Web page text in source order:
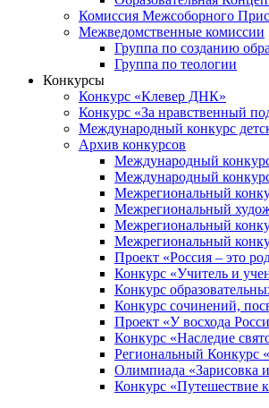
Комиссия Межсоборного
Межведомственные комиссии
Группа по созданию
Группа по теологии
Конкурсы
Конкурс «Клевер ДНК»
Конкурс «За нравственный
Международный конкурс
Архив конкурсов
Международный
Международный
Межрегиональный
Межрегиональный
Межрегиональный
Межрегиональный
Проект «Россия – это
Конкурс «Учитель и
Конкурс
Конкурс сочинений,
Проект «У восхода
Конкурс «Наследие
Региональный Конкурс
Олимпиада «Зарисовка
Конкурс «Путешествие